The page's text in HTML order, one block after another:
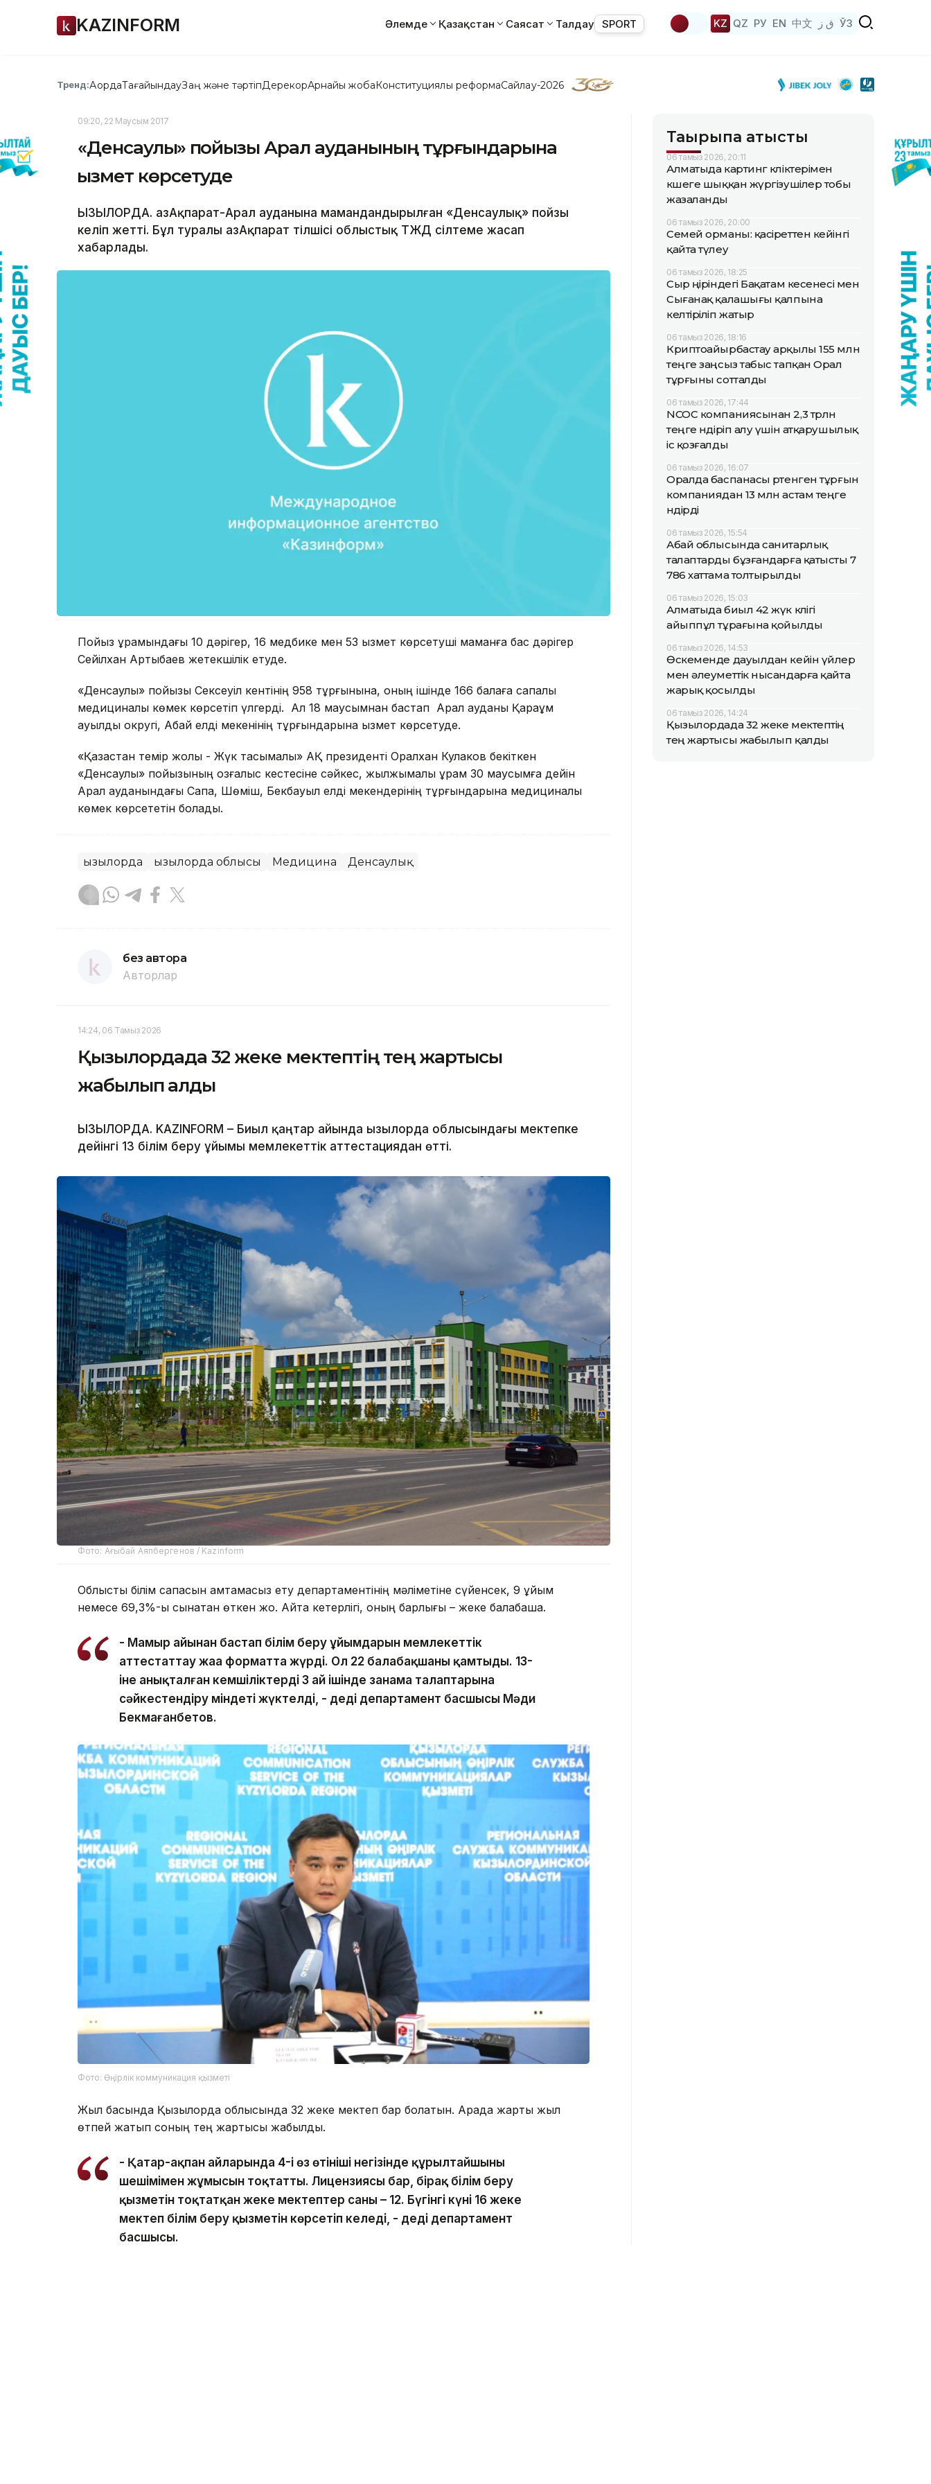
KAZINFORM Әлемде Қазақстан Саясат Талдау SPORT KZ QZ РУ EN 中文 ق ز ЎЗ
Тренд:АқордаТағайындауЗаң және тәртіпДерекқорАрнайы жобаКонституциялық реформаСайлау-2026
09:20, 22 Маусым 2017
«Денсаулық» пойызы Арал ауданының тұрғындарына
қызмет көрсетуде
ҚЫЗЫЛОРДА. ҚазАқпарат-Арал ауданына мамандандырылған «Денсаулық» пойзы
келіп жетті. Бұл туралы ҚазАқпарат тілшісі облыстық ТЖД сілтеме жасап
хабарлады.
Пойыз құрамындағы 10 дәрігер, 16 медбике мен 53 қызмет көрсетуші маманға бас дәрігер
Сейілхан Артықбаев жетекшілік етуде.
«Денсаулық» пойызы Сексеуіл кентінің 958 тұрғынына, оның ішінде 166 балаға сапалы
медициналық көмек көрсетіп үлгерді. Ал 18 маусымнан бастап Арал ауданы Қарақұм
ауылдық округі, Абай елді мекенінің тұрғындарына қызмет көрсетуде.
«Қазақстан темір жолы - Жүк тасымалы» АҚ президенті Оралхан Кулаков бекіткен
«Денсаулық» пойызының қозғалыс кестесіне сәйкес, жылжымалы құрам 30 маусымға дейін
Арал ауданындағы Сапақ, Шөміш, Бекбауыл елді мекендерінің тұрғындарына медициналық
көмек көрсететін болады.
Қызылорда Қызылорда облысы Медицина Денсаулық
без автора
Авторлар
14:24, 06 Тамыз 2026
Қызылордада 32 жеке мектептің тең жартысы
жабылып қалды
ҚЫЗЫЛОРДА. KAZINFORM – Биыл қаңтар айында Қызылорда облысындағы мектепке
дейінгі 13 білім беру ұйымы мемлекеттік аттестациядан өтті.
Фото: Ағыбай Аяпбергенов / Kazinform
Облыстық білім сапасын қамтамасыз ету департаментінің мәліметіне сүйенсек, 9 ұйым
немесе 69,3%-ы сынақтан өткен жоқ. Айта кетерлігі, оның барлығы – жеке балабақша.
- Мамыр айынан бастап білім беру ұйымдарын мемлекеттік
аттестаттау жаңа форматта жүрді. Ол 22 балабақшаны қамтыды. 13-
іне анықталған кемшіліктерді 3 ай ішінде заңнама талаптарына
сәйкестендіру міндеті жүктелді, - деді департамент басшысы Мәди
Бекмағанбетов.
Фото: Өңірлік коммуникация қызметі
Жыл басында Қызылорда облысында 32 жеке мектеп бар болатын. Арада жарты жыл
өтпей жатып соның тең жартысы жабылды.
- Қаңтар-ақпан айларында 4-і өз өтініші негізінде құрылтайшының
шешімімен жұмысын тоқтатты. Лицензиясы бар, бірақ білім беру
қызметін тоқтатқан жеке мектептер саны – 12. Бүгінгі күні 16 жеке
мектеп білім беру қызметін көрсетіп келеді, - деді департамент
басшысы.
Тақырыпқа қатысты
06 тамыз 2026, 20:11
Алматыда картинг көліктерімен
көшеге шыққан жүргізушілер тобы
жазаланды
06 тамыз 2026, 20:00
Семей орманы: қасіреттен кейінгі
қайта түлеу
06 тамыз 2026, 18:25
Сыр өңіріндегі Бақатам кесенесі мен
Сығанақ қалашығы қалпына
келтіріліп жатыр
06 тамыз 2026, 18:16
Криптоайырбастау арқылы 155 млн
теңге заңсыз табыс тапқан Орал
тұрғыны сотталды
06 тамыз 2026, 17:44
NCOC компаниясынан 2,3 трлн
теңге өндіріп алу үшін атқарушылық
іс қозғалды
06 тамыз 2026, 16:07
Оралда баспанасы өртенген тұрғын
компаниядан 13 млн астам теңге
өндірді
06 тамыз 2026, 15:54
Абай облысында санитарлық
талаптарды бұзғандарға қатысты 7
786 хаттама толтырылды
06 тамыз 2026, 15:03
Алматыда биыл 42 жүк көлігі
айыппұл тұрағына қойылды
06 тамыз 2026, 14:53
Өскеменде дауылдан кейін үйлер
мен әлеуметтік нысандарға қайта
жарық қосылды
06 тамыз 2026, 14:24
Қызылордада 32 жеке мектептің
тең жартысы жабылып қалды